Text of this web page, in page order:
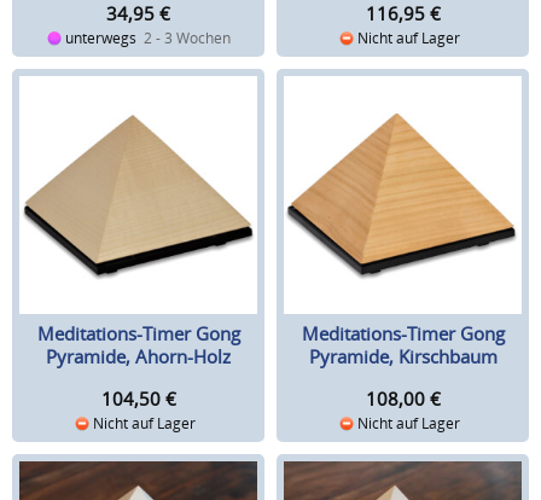
34,95 €
unterwegs 2 - 3 Wochen
116,95 €
Nicht auf Lager
Meditations-Timer Gong
Pyramide, Ahorn-Holz
104,50 €
Nicht auf Lager
Meditations-Timer Gong
Pyramide, Kirschbaum
108,00 €
Nicht auf Lager